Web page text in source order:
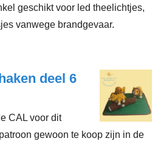
geschikt voor led theelichtjes,
vanwege brandgevaar.
deel 6
CAL voor dit
gewoon te koop zijn in de